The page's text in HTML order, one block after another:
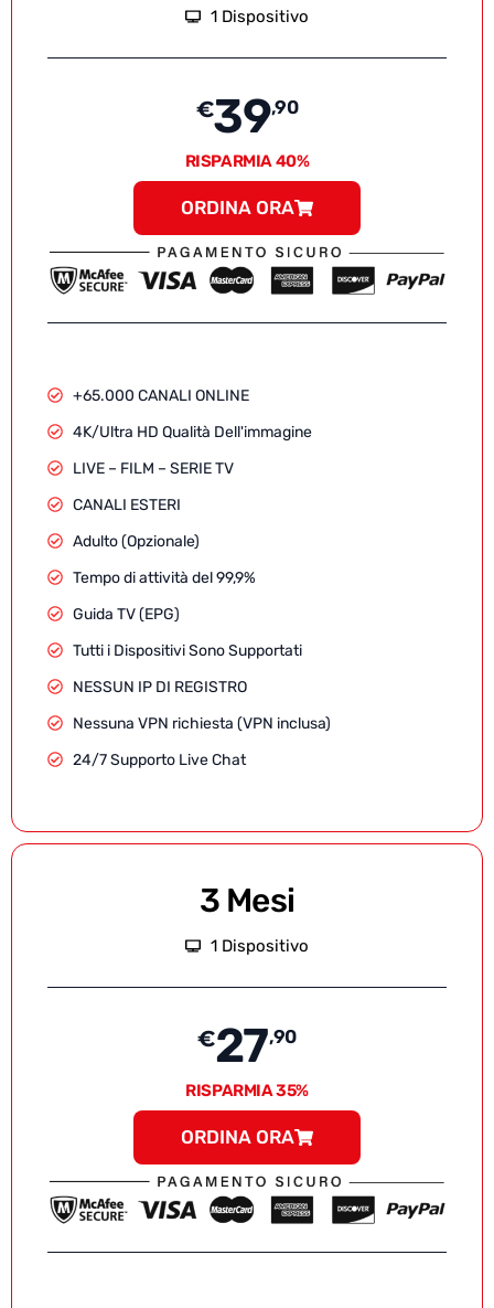
1 Dispositivo
€39,90
RISPARMIA 40%
ORDINA ORA
+65.000 CANALI ONLINE
4K/Ultra HD Qualità Dell'immagine
LIVE – FILM – SERIE TV
CANALI ESTERI
Adulto (Opzionale)
Tempo di attività del 99,9%
Guida TV (EPG)
Tutti i Dispositivi Sono Supportati
NESSUN IP DI REGISTRO
Nessuna VPN richiesta (VPN inclusa)
24/7 Supporto Live Chat
3 Mesi
1 Dispositivo
€27,90
RISPARMIA 35%
ORDINA ORA